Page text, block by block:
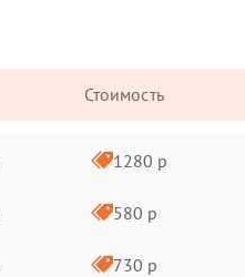
Стоимость
1280 р
580 р
730 р